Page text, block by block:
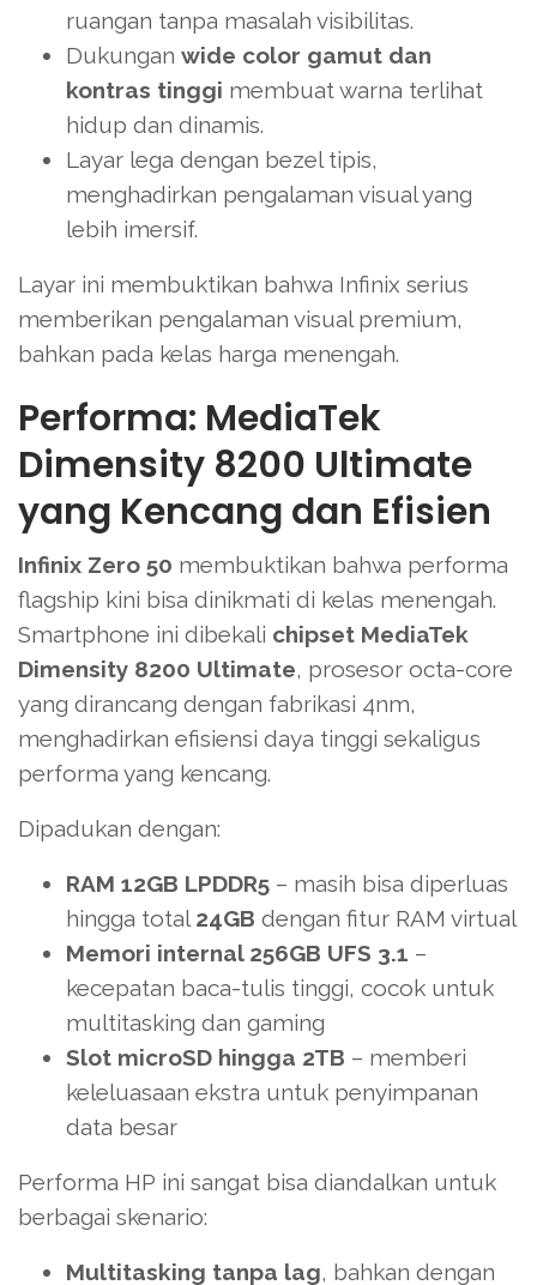
ruangan tanpa masalah visibilitas.
Dukungan wide color gamut dan
kontras tinggi membuat warna terlihat
hidup dan dinamis.
Layar lega dengan bezel tipis,
menghadirkan pengalaman visual yang
lebih imersif.
Layar ini membuktikan bahwa Infinix serius
memberikan pengalaman visual premium,
bahkan pada kelas harga menengah.
Performa: MediaTek
Dimensity 8200 Ultimate
yang Kencang dan Efisien
Infinix Zero 50 membuktikan bahwa performa
flagship kini bisa dinikmati di kelas menengah.
Smartphone ini dibekali chipset MediaTek
Dimensity 8200 Ultimate, prosesor octa-core
yang dirancang dengan fabrikasi 4nm,
menghadirkan efisiensi daya tinggi sekaligus
performa yang kencang.
Dipadukan dengan:
RAM 12GB LPDDR5 – masih bisa diperluas
hingga total 24GB dengan fitur RAM virtual
Memori internal 256GB UFS 3.1 –
kecepatan baca-tulis tinggi, cocok untuk
multitasking dan gaming
Slot microSD hingga 2TB – memberi
keleluasaan ekstra untuk penyimpanan
data besar
Performa HP ini sangat bisa diandalkan untuk
berbagai skenario:
Multitasking tanpa lag, bahkan dengan